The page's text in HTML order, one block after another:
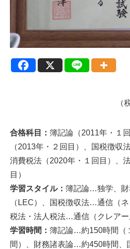
（
合格科目： 簿記論（2011年・１
（2013年・２回目）、国税徴収
消費税法（2020年・１回目）、
目）
学習スタイル： 簿記論…独学、
（LEC）、国税徴収法…通信（
税法・法人税法…通信（クレアー
学習時間： 簿記論…約150時間（
間）、財務諸表論…約450時間